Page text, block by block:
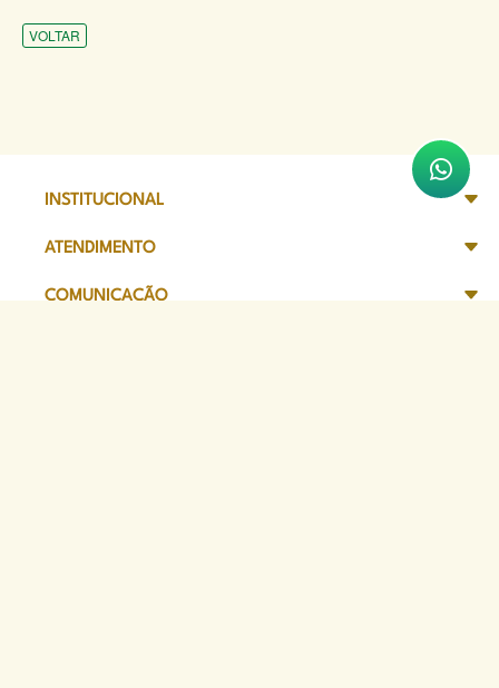
VOLTAR
INSTITUCIONAL
ATENDIMENTO
COMUNICAÇÃO